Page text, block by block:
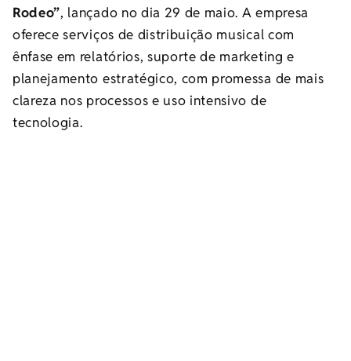
Rodeo”, lançado no dia 29 de maio. A empresa
oferece serviços de distribuição musical com
ênfase em relatórios, suporte de marketing e
planejamento estratégico, com promessa de mais
clareza nos processos e uso intensivo de
tecnologia.